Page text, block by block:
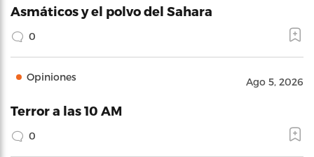
Asmáticos y el polvo del Sahara
0
Opiniones Ago 5, 2026
Terror a las 10 AM
0